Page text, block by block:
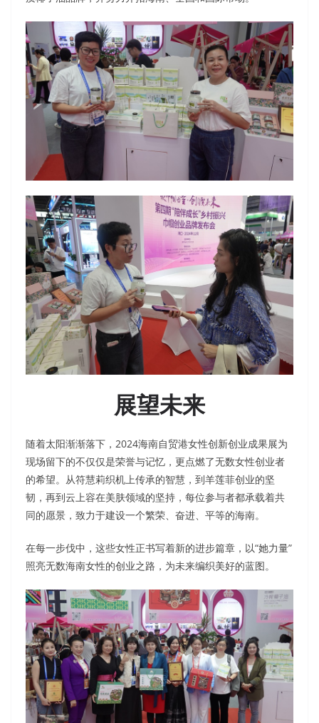
展望未来
随着太阳渐渐落下，2024海南自贸港女性创新创业成果展为
现场留下的不仅仅是荣誉与记忆，更点燃了无数女性创业者
的希望。从符慧莉织机上传承的智慧，到羊莲菲创业的坚
韧，再到云上容在美肤领域的坚持，每位参与者都承载着共
同的愿景，致力于建设一个繁荣、奋进、平等的海南。
在每一步伐中，这些女性正书写着新的进步篇章，以“她力量”
照亮无数海南女性的创业之路，为未来编织美好的蓝图。